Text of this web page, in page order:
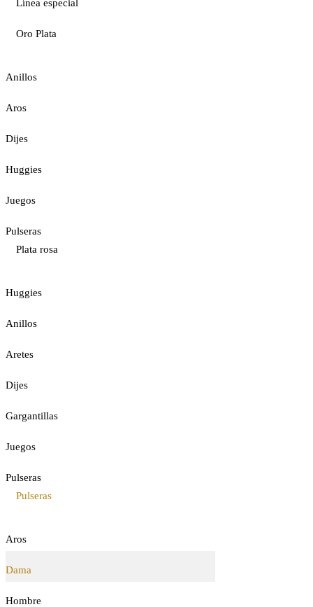
Línea especial
Oro Plata
Anillos
Aros
Dijes
Huggies
Juegos
Pulseras
Plata rosa
Huggies
Anillos
Aretes
Dijes
Gargantillas
Juegos
Pulseras
Pulseras
Aros
Dama
Hombre